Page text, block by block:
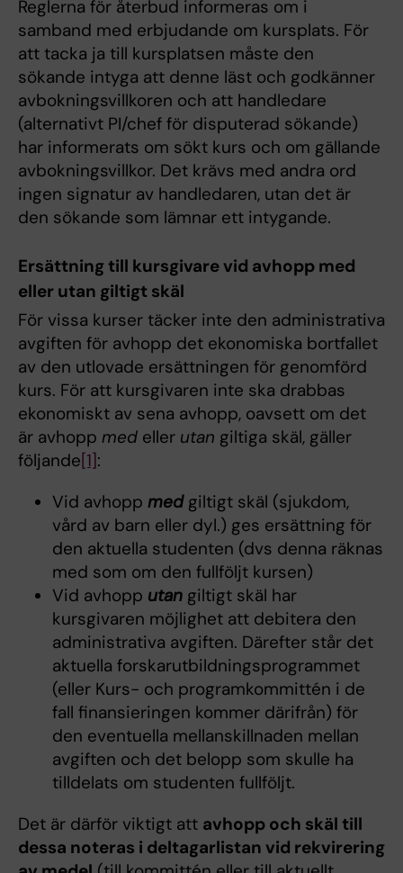
Reglerna för återbud informeras om i
samband med erbjudande om kursplats. För
att tacka ja till kursplatsen måste den
sökande intyga att denne läst och godkänner
avbokningsvillkoren och att handledare
(alternativt PI/chef för disputerad sökande)
har informerats om sökt kurs och om gällande
avbokningsvillkor. Det krävs med andra ord
ingen signatur av handledaren, utan det är
den sökande som lämnar ett intygande.
Ersättning till kursgivare vid avhopp med
eller utan giltigt skäl
För vissa kurser täcker inte den administrativa
avgiften för avhopp det ekonomiska bortfallet
av den utlovade ersättningen för genomförd
kurs. För att kursgivaren inte ska drabbas
ekonomiskt av sena avhopp, oavsett om det
är avhopp med eller utan giltiga skäl, gäller
följande[1]:
Vid avhopp medgiltigt skäl (sjukdom,
vård av barn eller dyl.) ges ersättning för
den aktuella studenten (dvs denna räknas
med som om den fullföljt kursen)
Vid avhopp utangiltigt skäl har
kursgivaren möjlighet att debitera den
administrativa avgiften. Därefter står det
aktuella forskarutbildningsprogrammet
(eller Kurs- och programkommittén i de
fall finansieringen kommer därifrån) för
den eventuella mellanskillnaden mellan
avgiften och det belopp som skulle ha
tilldelats om studenten fullföljt.
Det är därför viktigt att avhopp och skäl till
dessa noteras i deltagarlistan vid rekvirering